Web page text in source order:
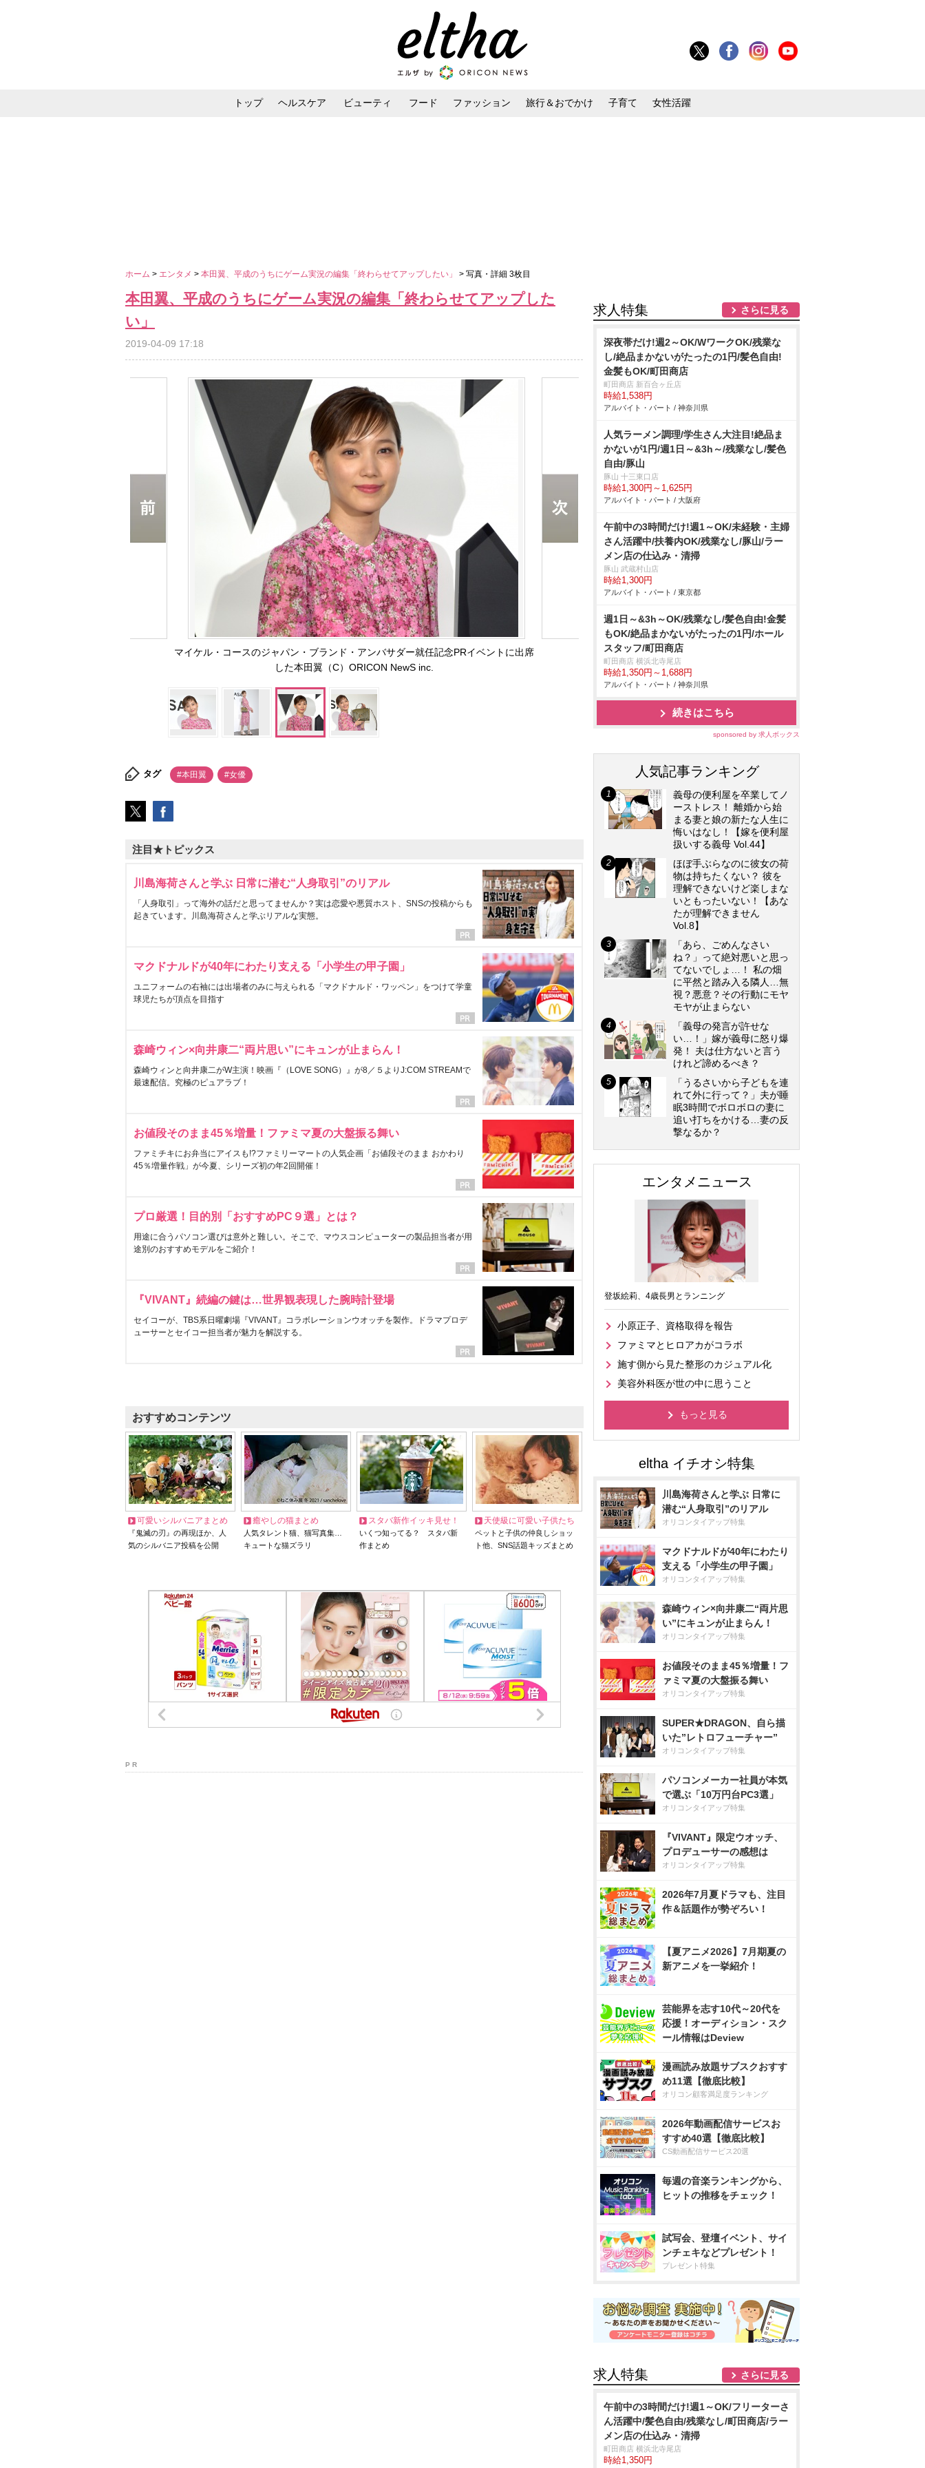
トップ ヘルスケア ビューティ フード ファッション 旅行＆おでかけ 子育て 女性活躍
ホーム > エンタメ > 本田翼、平成のうちにゲーム実況の編集「終わらせてアップしたい」 > 写真・詳細 3枚目
本田翼、平成のうちにゲーム実況の編集「終わらせてアップした
い」
2019-04-09 17:18
マイケル・コースのジャパン・ブランド・アンバサダー就任記念PRイベントに出席
した本田翼（C）ORICON NewS inc.
タグ #本田翼 #女優
注目★トピックス
川島海荷さんと学ぶ 日常に潜む“人身取引”のリアル
「人身取引」って海外の話だと思ってませんか？実は恋愛や悪質ホスト、SNSの投稿からも
起きています。川島海荷さんと学ぶリアルな実態。
マクドナルドが40年にわたり支える「小学生の甲子園」
ユニフォームの右袖には出場者のみに与えられる「マクドナルド・ワッペン」をつけて学童
球児たちが頂点を目指す
森崎ウィン×向井康二“両片思い”にキュンが止まらん！
森崎ウィンと向井康二がW主演！映画『（LOVE SONG）』が8／５よりJ:COM STREAMで
最速配信。究極のピュアラブ！
お値段そのまま45％増量！ファミマ夏の大盤振る舞い
ファミチキにお弁当にアイスも!?ファミリーマートの人気企画「お値段そのまま おかわり
45％増量作戦」が今夏、シリーズ初の年2回開催！
プロ厳選！目的別「おすすめPC９選」とは？
用途に合うパソコン選びは意外と難しい。そこで、マウスコンピューターの製品担当者が用
途別のおすすめモデルをご紹介！
『VIVANT』続編の鍵は…世界観表現した腕時計登場
セイコーが、TBS系日曜劇場『VIVANT』コラボレーションウオッチを製作。ドラマプロデ
ューサーとセイコー担当者が魅力を解説する。
おすすめコンテンツ
可愛いシルバニアまとめ
『鬼滅の刃』の再現ほか、人
気のシルバニア投稿を公開
癒やしの猫まとめ
人気タレント猫、猫写真集…
キュートな猫ズラリ
スタバ新作イッキ見せ！
いくつ知ってる？ スタバ新
作まとめ
天使級に可愛い子供たち
ペットと子供の仲良しショッ
ト他、SNS話題キッズまとめ
P R
求人特集 さらに見る
深夜帯だけ!週2～OK/WワークOK/残業な
し/絶品まかないがたったの1円/髪色自由!
金髪もOK/町田商店
町田商店 新百合ヶ丘店
時給1,538円
アルバイト・パート / 神奈川県
人気ラーメン調理/学生さん大注目!絶品ま
かないが1円/週1日～&3h～/残業なし/髪色
自由/豚山
豚山 十三東口店
時給1,300円～1,625円
アルバイト・パート / 大阪府
午前中の3時間だけ!週1～OK/未経験・主婦
さん活躍中/扶養内OK/残業なし/豚山/ラー
メン店の仕込み・清掃
豚山 武蔵村山店
時給1,300円
アルバイト・パート / 東京都
週1日～&3h～OK/残業なし/髪色自由!金髪
もOK/絶品まかないがたったの1円/ホール
スタッフ/町田商店
町田商店 横浜北寺尾店
時給1,350円～1,688円
アルバイト・パート / 神奈川県
続きはこちら
sponsored by 求人ボックス
人気記事ランキング
義母の便利屋を卒業してノ
ーストレス！ 離婚から始
まる妻と娘の新たな人生に
悔いはなし！【嫁を便利屋
扱いする義母 Vol.44】
ほぼ手ぶらなのに彼女の荷
物は持ちたくない？ 彼を
理解できないけど楽しまな
いともったいない！【あな
たが理解できません
Vol.8】
「あら、ごめんなさい
ね？」って絶対悪いと思っ
てないでしょ…！ 私の畑
に平然と踏み入る隣人…無
視？悪意？その行動にモヤ
モヤが止まらない
「義母の発言が許せな
い…！」嫁が義母に怒り爆
発！ 夫は仕方ないと言う
けれど諦めるべき？
「うるさいから子どもを連
れて外に行って？」夫が睡
眠3時間でボロボロの妻に
追い打ちをかける…妻の反
撃なるか？
エンタメニュース
登坂絵莉、4歳長男とランニング
小原正子、資格取得を報告
ファミマとヒロアカがコラボ
施す側から見た整形のカジュアル化
美容外科医が世の中に思うこと
もっと見る
川島海荷さんと学ぶ 日常に
潜む“人身取引”のリアル
オリコンタイアップ特集
マクドナルドが40年にわたり
支える「小学生の甲子園」
オリコンタイアップ特集
森崎ウィン×向井康二“両片思
い”にキュンが止まらん！
オリコンタイアップ特集
お値段そのまま45％増量！フ
ァミマ夏の大盤振る舞い
オリコンタイアップ特集
SUPER★DRAGON、自ら描
いた”レトロフューチャー”
オリコンタイアップ特集
パソコンメーカー社員が本気
で選ぶ「10万円台PC3選」
オリコンタイアップ特集
『VIVANT』限定ウオッチ、
プロデューサーの感想は
オリコンタイアップ特集
2026年7月夏ドラマも、注目
作＆話題作が勢ぞろい！
【夏アニメ2026】7月期夏の
新アニメを一挙紹介！
芸能界を志す10代～20代を
応援！オーディション・スク
ール情報はDeview
漫画読み放題サブスクおすす
め11選【徹底比較】
オリコン顧客満足度ランキング
2026年動画配信サービスお
すすめ40選【徹底比較】
CS動画配信サービス20選
毎週の音楽ランキングから、
ヒットの推移をチェック！
試写会、登壇イベント、サイ
ンチェキなどプレゼント！
プレゼント特集
求人特集 さらに見る
午前中の3時間だけ!週1～OK/フリーターさ
ん活躍中/髪色自由/残業なし/町田商店/ラー
メン店の仕込み・清掃
町田商店 横浜北寺尾店
時給1,350円